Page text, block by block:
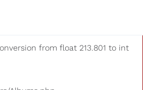
from float 213.801 to int